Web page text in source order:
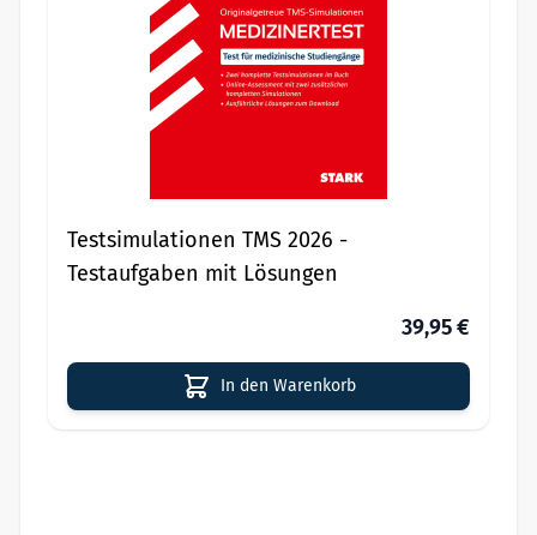
Testsimulationen TMS 2026 -
Testaufgaben mit Lösungen
39,95 €
In den Warenkorb